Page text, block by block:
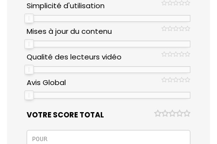
Simplicité d'utilisation
Mises à jour du contenu
Qualité des lecteurs vidéo
Avis Global
VOTRE SCORE TOTAL